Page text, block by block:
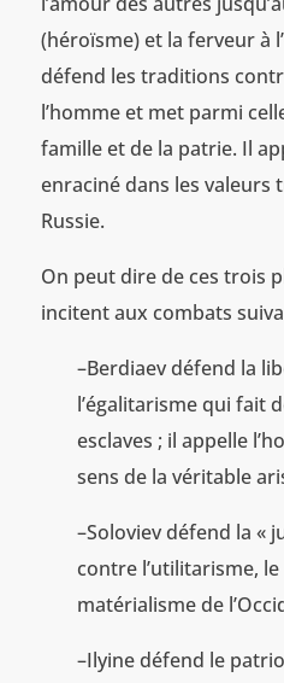
(héroïsme) et la ferveur à
défend les traditions
l’homme et met parmi
famille et de la patrie. Il
enraciné dans les valeurs
Russie.
On peut dire de ces trois
incitent aux combats
–Berdiaev défend la
l’égalitarisme qui fait
esclaves ; il appelle
sens de la véritable
–Soloviev défend la «
contre l’utilitarisme,
matérialisme de
–Ilyine défend le